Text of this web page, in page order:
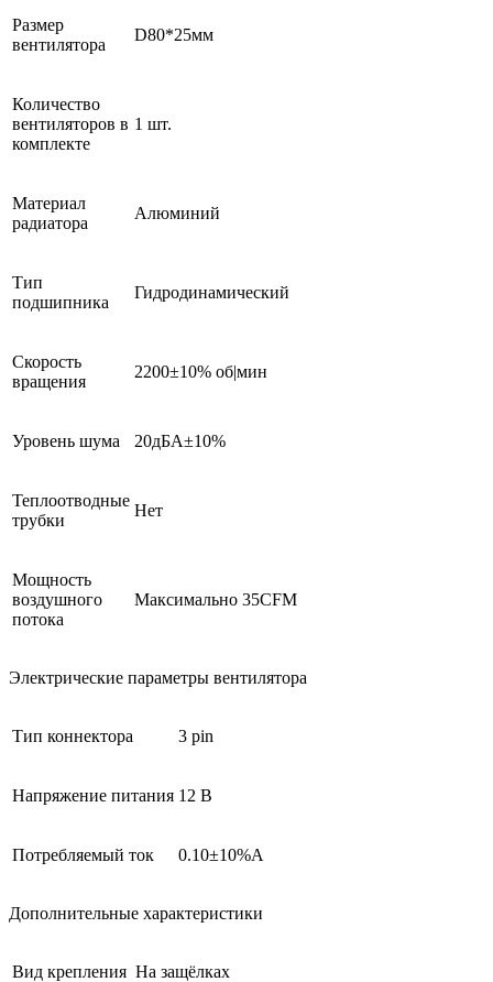
Размер
вентилятора
D80*25мм
Количество
вентиляторов в
комплекте
1 шт.
Материал
радиатора
Алюминий
Тип
подшипника
Гидродинамический
Скорость
вращения
2200±10% об|мин
Уровень шума 20дБА±10%
Теплоотводные
трубки
Нет
Мощность
воздушного
потока
Максимально 35CFM
Электрические параметры вентилятора
Тип коннектора 3 pin
Напряжение питания 12 В
Потребляемый ток 0.10±10%A
Дополнительные характеристики
Вид крепления На защёлках